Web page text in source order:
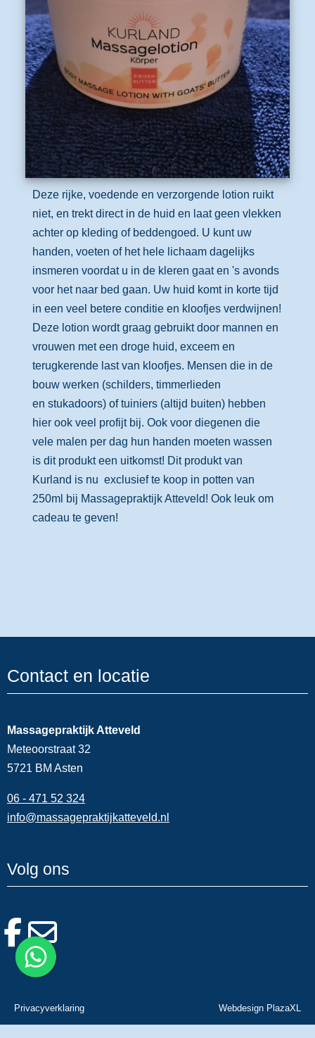
Deze rijke, voedende en verzorgende lotion ruikt
niet, en trekt direct in de huid en laat geen vlekken
achter op kleding of beddengoed. U kunt uw
handen, voeten of het hele lichaam dagelijks
insmeren voordat u in de kleren gaat en 's avonds
voor het naar bed gaan. Uw huid komt in korte tijd
in een veel betere conditie en kloofjes verdwijnen!
Deze lotion wordt graag gebruikt door mannen en
vrouwen met een droge huid, exceem en
terugkerende last van kloofjes. Mensen die in de
bouw werken (schilders, timmerlieden
en stukadoors) of tuiniers (altijd buiten) hebben
hier ook veel profijt bij. Ook voor diegenen die
vele malen per dag hun handen moeten wassen
is dit produkt een uitkomst! Dit produkt van
Kurland is nu exclusief te koop in potten van
250ml bij Massagepraktijk Atteveld! Ook leuk om
cadeau te geven!
Contact en locatie
Massagepraktijk Atteveld
Meteoorstraat 32
5721 BM Asten
06 - 471 52 324
info@massagepraktijkatteveld.nl
Volg ons
Privacyverklaring Webdesign PlazaXL